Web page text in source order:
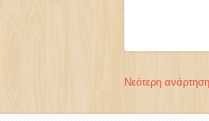
Νεότερη ανάρτηση